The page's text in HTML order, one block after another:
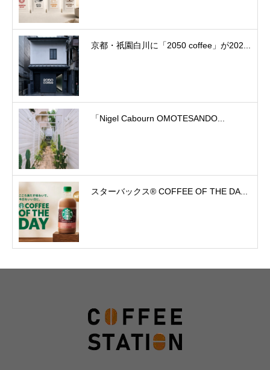
京都・祇園白川に「2050 coffee」が202...
「Nigel Cabourn OMOTESANDO...
スターバックス® COFFEE OF THE DA...